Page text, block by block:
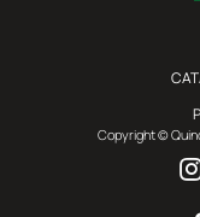
Copyright ©